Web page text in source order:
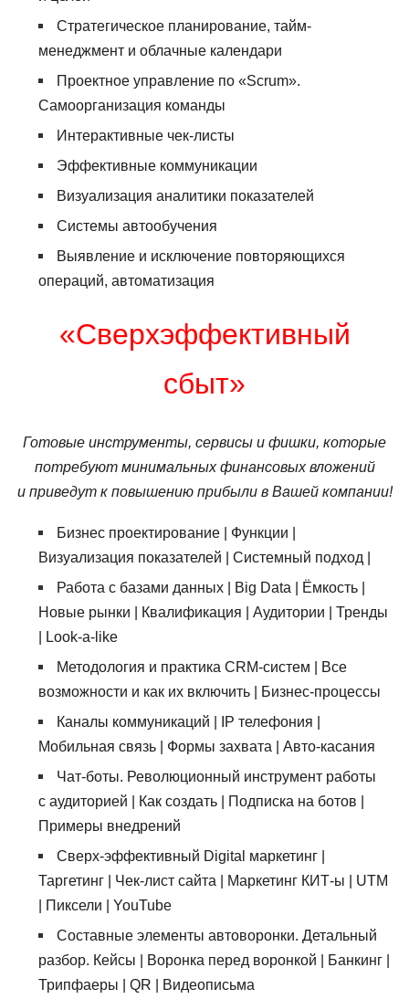
Стратегическое планирование, тайм-
менеджмент и облачные календари
Проектное управление по «Scrum».
Самоорганизация команды
Интерактивные чек-листы
Эффективные коммуникации
Визуализация аналитики показателей
Системы автообучения
Выявление и исключение повторяющихся
операций, автоматизация
«Сверхэффективный
сбыт»
Готовые инструменты, сервисы и фишки, которые
потребуют минимальных финансовых вложений
и приведут к повышению прибыли в Вашей компании!
Бизнес проектирование | Функции |
Визуализация показателей | Системный подход |
Работа с базами данных | Big Data | Ёмкость |
Новые рынки | Квалификация | Аудитории | Тренды
| Look-a-like
Методология и практика CRM-систем | Все
возможности и как их включить | Бизнес-процессы
Каналы коммуникаций | IP телефония |
Мобильная связь | Формы захвата | Авто-касания
Чат-боты. Революционный инструмент работы
с аудиторией | Как создать | Подписка на ботов |
Примеры внедрений
Сверх-эффективный Digital маркетинг |
Таргетинг | Чек-лист сайта | Маркетинг КИТ-ы | UTM
| Пиксели | YouTube
Составные элементы автоворонки. Детальный
разбор. Кейсы | Воронка перед воронкой | Банкинг |
Трипфаеры | QR | Видеописьма